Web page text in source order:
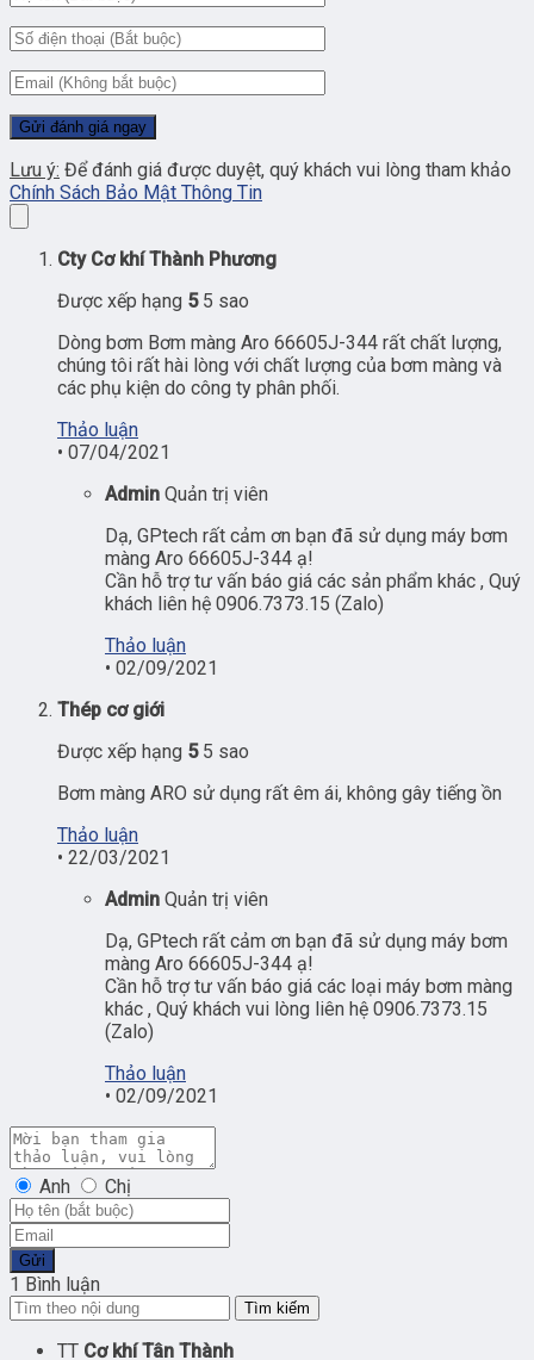
Lưu ý: Để đánh giá được duyệt, quý khách vui lòng tham khảo
Chính Sách Bảo Mật Thông Tin
Cty Cơ khí Thành Phương
Được xếp hạng 55 sao
Dòng bơm Bơm màng Aro 66605J-344 rất chất lượng,
chúng tôi rất hài lòng với chất lượng của bơm màng và
các phụ kiện do công ty phân phối.
Thảo luận
• 07/04/2021
Admin Quản trị viên
Dạ, GPtech rất cảm ơn bạn đã sử dụng máy bơm
màng Aro 66605J-344 ạ!
Cần hỗ trợ tư vấn báo giá các sản phẩm khác , Quý
khách liên hệ 0906.7373.15 (Zalo)
Thảo luận
• 02/09/2021
Thép cơ giới
Được xếp hạng 55 sao
Bơm màng ARO sử dụng rất êm ái, không gây tiếng ồn
Thảo luận
• 22/03/2021
Admin Quản trị viên
Dạ, GPtech rất cảm ơn bạn đã sử dụng máy bơm
màng Aro 66605J-344 ạ!
Cần hỗ trợ tư vấn báo giá các loại máy bơm màng
khác , Quý khách vui lòng liên hệ 0906.7373.15
(Zalo)
Thảo luận
• 02/09/2021
Anh Chị
Gửi
1 Bình luận
Tìm kiếm
TT Cơ khí Tân Thành